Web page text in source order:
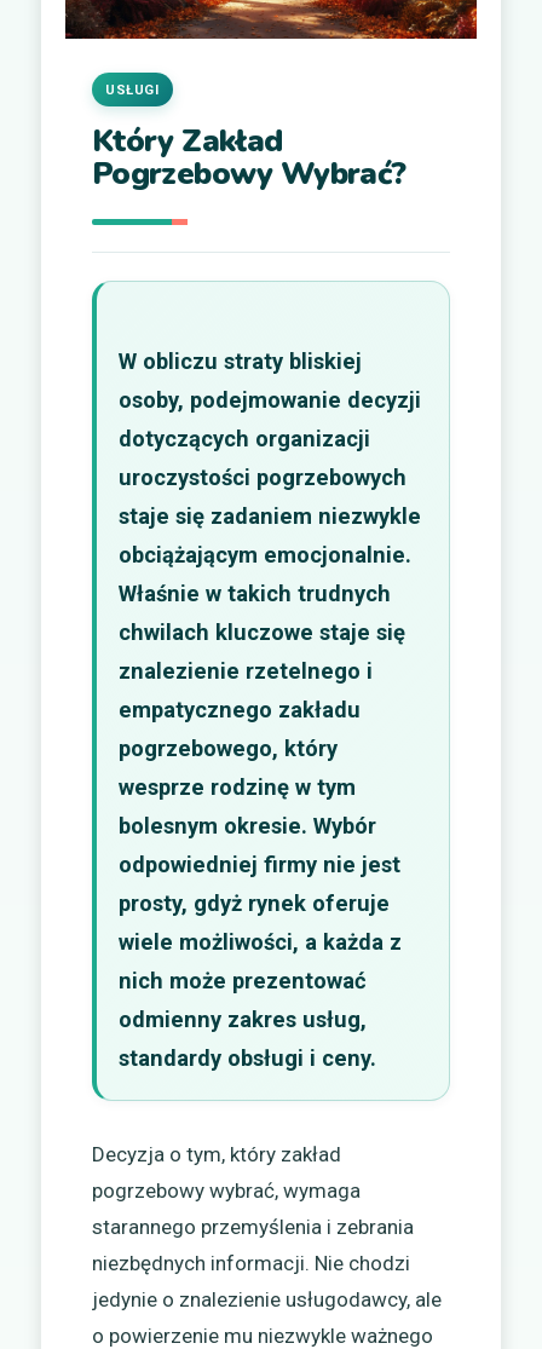
Który Zakład
Pogrzebowy Wybrać?
USŁUGI
W obliczu straty bliskiej
osoby, podejmowanie decyzji
dotyczących organizacji
uroczystości pogrzebowych
staje się zadaniem niezwykle
obciążającym emocjonalnie.
Właśnie w takich trudnych
chwilach kluczowe staje się
znalezienie rzetelnego i
empatycznego zakładu
pogrzebowego, który
wesprze rodzinę w tym
bolesnym okresie. Wybór
odpowiedniej firmy nie jest
prosty, gdyż rynek oferuje
wiele możliwości, a każda z
nich może prezentować
odmienny zakres usług,
standardy obsługi i ceny.
Decyzja o tym, który zakład
pogrzebowy wybrać, wymaga
starannego przemyślenia i zebrania
niezbędnych informacji. Nie chodzi
jedynie o znalezienie usługodawcy, ale
o powierzenie mu niezwykle ważnego